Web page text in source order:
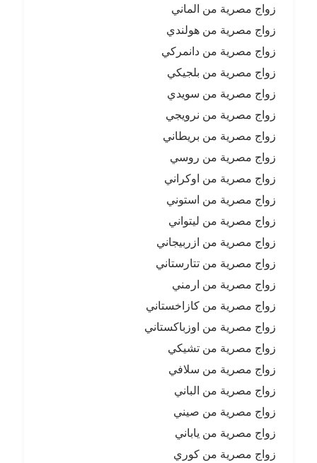
زواج مصرية من الماني
زواج مصرية من هولندي
زواج مصرية من دانمركي
زواج مصرية من بلجيكي
زواج مصرية من سويدي
زواج مصرية من نرويجي
زواج مصرية من بريطاني
زواج مصرية من روسي
زواج مصرية من اوكراني
زواج مصرية من استوني
زواج مصرية من ليتواني
زواج مصرية من ازربيجاني
زواج مصرية من تتارستاني
زواج مصرية من ارمني
زواج مصرية من كازاخستاني
زواج مصرية من اوزباكستاني
زواج مصرية من تشيكي
زواج مصرية من سلافي
زواج مصرية من الباني
زواج مصرية من صيني
زواج مصرية من ياباني
زواج مصرية من كوري